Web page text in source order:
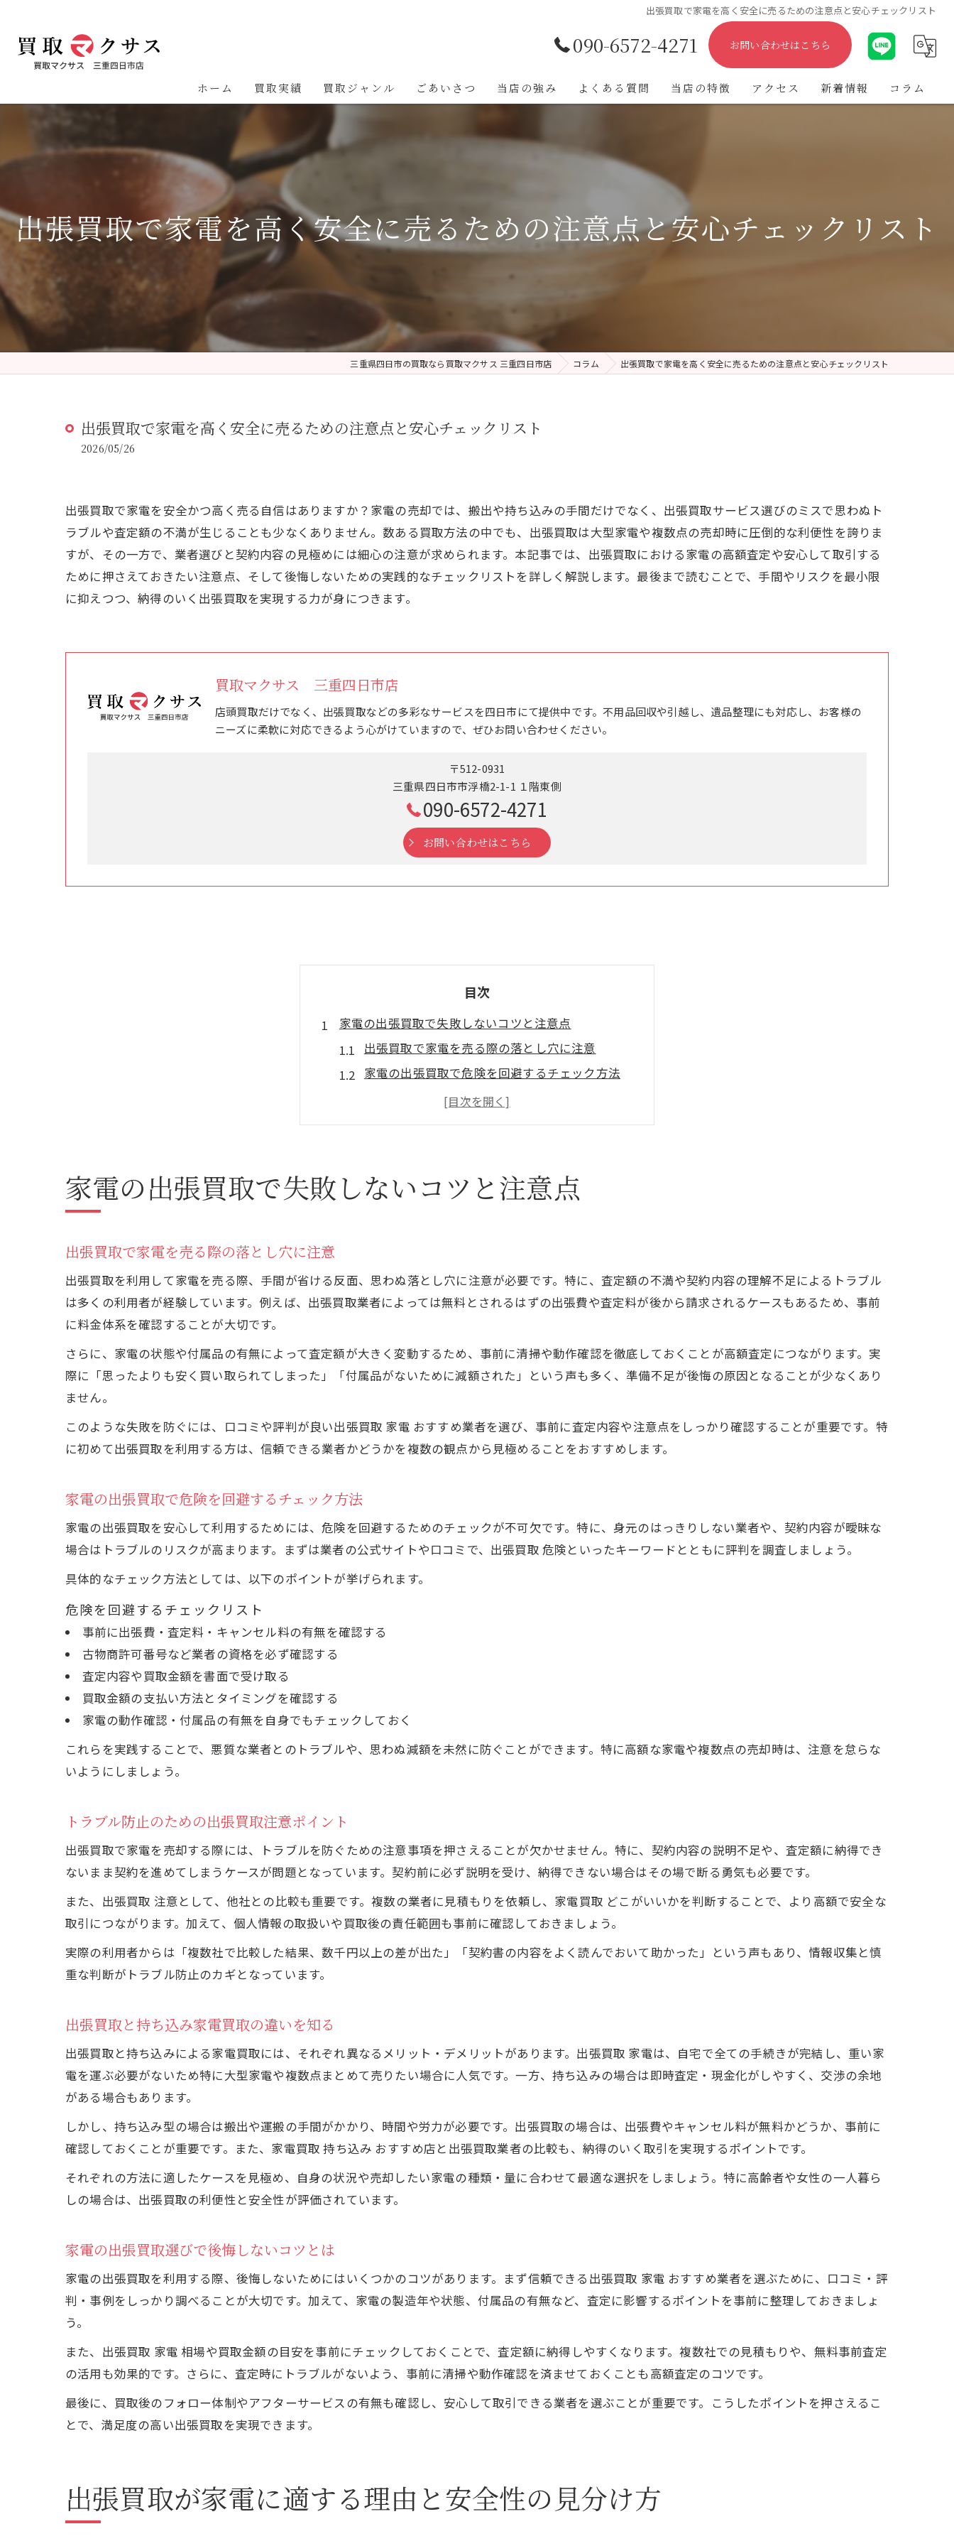
出張買取で家電を高く安全に売るための注意点と安心チェックリスト
090-6572-4271 お問い合わせはこちら
ホーム 買取実績 買取ジャンル ごあいさつ 当店の強み よくある質問 当店の特徴
不用品
ブランド
アクセス 新着情報 コラム
出張買取で家電を高く安全に売るための注意点と安心チェックリスト
三重県四日市の買取なら買取マクサス 三重四日市店 コラム 出張買取で家電を高く安全に売るための注意点と安心チェックリスト
出張買取で家電を高く安全に売るための注意点と安心チェックリスト
2026/05/26
出張買取で家電を安全かつ高く売る自信はありますか？家電の売却では、搬出や持ち込みの手間だけでなく、出張買取サービス選びのミスで思わぬト
ラブルや査定額の不満が生じることも少なくありません。数ある買取方法の中でも、出張買取は大型家電や複数点の売却時に圧倒的な利便性を誇りま
すが、その一方で、業者選びと契約内容の見極めには細心の注意が求められます。本記事では、出張買取における家電の高額査定や安心して取引する
ために押さえておきたい注意点、そして後悔しないための実践的なチェックリストを詳しく解説します。最後まで読むことで、手間やリスクを最小限
に抑えつつ、納得のいく出張買取を実現する力が身につきます。
買取マクサス 三重四日市店
店頭買取だけでなく、出張買取などの多彩なサービスを四日市にて提供中です。不用品回収や引越し、遺品整理にも対応し、お客様の
ニーズに柔軟に対応できるよう心がけていますので、ぜひお問い合わせください。
〒512-0931
三重県四日市市浮橋2-1-1 １階東側
090-6572-4271
お問い合わせはこちら
目次
家電の出張買取で失敗しないコツと注意点
出張買取で家電を売る際の落とし穴に注意
家電の出張買取で危険を回避するチェック方法
トラブル防止のための出張買取注意ポイント
出張買取と持ち込み家電買取の違いを知る
出張買取が家電に適する理由と安全性の見分け方
家電は出張買取が便利な理由を徹底解説
出張買取家電サービスの信頼性をチェック
家電出張買取を安心して依頼するポイント
出張買取と店頭買取の家電査定額を比較検証
家電の高額買取を狙うなら出張買取比較が必須
家電出張買取で損しないための比較ポイント
家電を出張買取で高く売るテクニックとは
家電の出張買取を安全に利用するポイント
初めての家電出張買取でも安心な準備方法
家電出張買取でトラブルを防ぐ実践的対策
安心して家電を売るための出張買取ガイド
出張買取家電の落とし穴を事前に防ぐコツ
出張買取家電の契約前に見逃せない注意事項
家電出張買取で後悔しないための確認手順
安全な出張買取家電売却の最終チェックポイント
家電の出張買取で失敗しないコツと注意点
出張買取で家電を売る際の落とし穴に注意
出張買取を利用して家電を売る際、手間が省ける反面、思わぬ落とし穴に注意が必要です。特に、査定額の不満や契約内容の理解不足によるトラブル
は多くの利用者が経験しています。例えば、出張買取業者によっては無料とされるはずの出張費や査定料が後から請求されるケースもあるため、事前
に料金体系を確認することが大切です。
さらに、家電の状態や付属品の有無によって査定額が大きく変動するため、事前に清掃や動作確認を徹底しておくことが高額査定につながります。実
際に「思ったよりも安く買い取られてしまった」「付属品がないために減額された」という声も多く、準備不足が後悔の原因となることが少なくあり
ません。
このような失敗を防ぐには、口コミや評判が良い出張買取 家電 おすすめ業者を選び、事前に査定内容や注意点をしっかり確認することが重要です。特
に初めて出張買取を利用する方は、信頼できる業者かどうかを複数の観点から見極めることをおすすめします。
家電の出張買取で危険を回避するチェック方法
家電の出張買取を安心して利用するためには、危険を回避するためのチェックが不可欠です。特に、身元のはっきりしない業者や、契約内容が曖昧な
場合はトラブルのリスクが高まります。まずは業者の公式サイトや口コミで、出張買取 危険といったキーワードとともに評判を調査しましょう。
具体的なチェック方法としては、以下のポイントが挙げられます。
危険を回避するチェックリスト
事前に出張費・査定料・キャンセル料の有無を確認する
古物商許可番号など業者の資格を必ず確認する
査定内容や買取金額を書面で受け取る
買取金額の支払い方法とタイミングを確認する
家電の動作確認・付属品の有無を自身でもチェックしておく
これらを実践することで、悪質な業者とのトラブルや、思わぬ減額を未然に防ぐことができます。特に高額な家電や複数点の売却時は、注意を怠らな
いようにしましょう。
トラブル防止のための出張買取注意ポイント
出張買取で家電を売却する際には、トラブルを防ぐための注意事項を押さえることが欠かせません。特に、契約内容の説明不足や、査定額に納得でき
ないまま契約を進めてしまうケースが問題となっています。契約前に必ず説明を受け、納得できない場合はその場で断る勇気も必要です。
また、出張買取 注意として、他社との比較も重要です。複数の業者に見積もりを依頼し、家電買取 どこがいいかを判断することで、より高額で安全な
取引につながります。加えて、個人情報の取扱いや買取後の責任範囲も事前に確認しておきましょう。
実際の利用者からは「複数社で比較した結果、数千円以上の差が出た」「契約書の内容をよく読んでおいて助かった」という声もあり、情報収集と慎
重な判断がトラブル防止のカギとなっています。
出張買取と持ち込み家電買取の違いを知る
出張買取と持ち込みによる家電買取には、それぞれ異なるメリット・デメリットがあります。出張買取 家電は、自宅で全ての手続きが完結し、重い家
電を運ぶ必要がないため特に大型家電や複数点まとめて売りたい場合に人気です。一方、持ち込みの場合は即時査定・現金化がしやすく、交渉の余地
がある場合もあります。
しかし、持ち込み型の場合は搬出や運搬の手間がかかり、時間や労力が必要です。出張買取の場合は、出張費やキャンセル料が無料かどうか、事前に
確認しておくことが重要です。また、家電買取 持ち込み おすすめ店と出張買取業者の比較も、納得のいく取引を実現するポイントです。
それぞれの方法に適したケースを見極め、自身の状況や売却したい家電の種類・量に合わせて最適な選択をしましょう。特に高齢者や女性の一人暮ら
しの場合は、出張買取の利便性と安全性が評価されています。
家電の出張買取選びで後悔しないコツとは
家電の出張買取を利用する際、後悔しないためにはいくつかのコツがあります。まず信頼できる出張買取 家電 おすすめ業者を選ぶために、口コミ・評
判・事例をしっかり調べることが大切です。加えて、家電の製造年や状態、付属品の有無など、査定に影響するポイントを事前に整理しておきましょ
う。
また、出張買取 家電 相場や買取金額の目安を事前にチェックしておくことで、査定額に納得しやすくなります。複数社での見積もりや、無料事前査定
の活用も効果的です。さらに、査定時にトラブルがないよう、事前に清掃や動作確認を済ませておくことも高額査定のコツです。
最後に、買取後のフォロー体制やアフターサービスの有無も確認し、安心して取引できる業者を選ぶことが重要です。こうしたポイントを押さえるこ
とで、満足度の高い出張買取を実現できます。
出張買取が家電に適する理由と安全性の見分け方